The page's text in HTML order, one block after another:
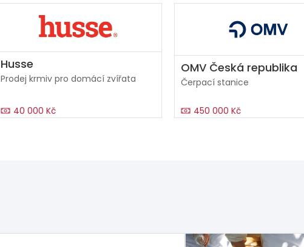
Husse
Prodej krmiv pro domácí zvířata
40 000 Kč
OMV Česká republika
Čerpací stanice
450 000 Kč